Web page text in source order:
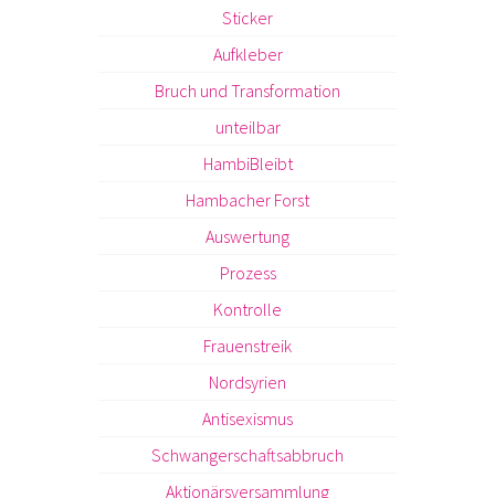
Sticker
Aufkleber
Bruch und Transformation
unteilbar
HambiBleibt
Hambacher Forst
Auswertung
Prozess
Kontrolle
Frauenstreik
Nordsyrien
Antisexismus
Schwangerschaftsabbruch
Aktionärsversammlung